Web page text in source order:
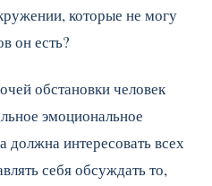
которые не могу
он есть?
обстановки человек
эмоциональное
должна интересовать всех
себя обсуждать то,